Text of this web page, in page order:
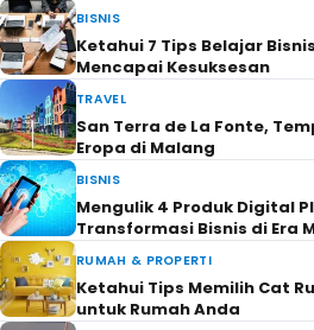
BISNIS
Ketahui 7 Tips Belajar
Mencapai Kesuksesan
TRAVEL
San Terra de La Fonte,
Eropa di Malang
BISNIS
Mengulik 4 Produk Digital
Transformasi Bisnis di Era
RUMAH & PROPERTI
Ketahui Tips Memilih Cat
untuk Rumah Anda